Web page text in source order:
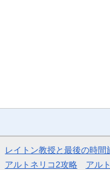
レイトン教授と最後の時間
アルトネリコ2攻略 アル